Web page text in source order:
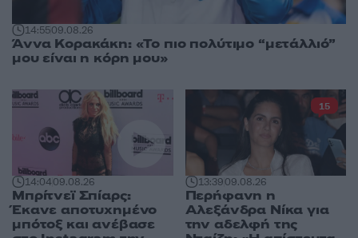
14:5509.08.26
Άννα Κορακάκη: «Το πιο πολύτιμο “μετάλλιό”
μου είναι η κόρη μου»
14:0409.08.26
Μπρίτνεϊ Σπίαρς:
Έκανε αποτυχημένο
μπότοξ και ανέβασε
13:3909.08.26
Περήφανη η
Αλεξάνδρα Νίκα για
την αδελφή της
15